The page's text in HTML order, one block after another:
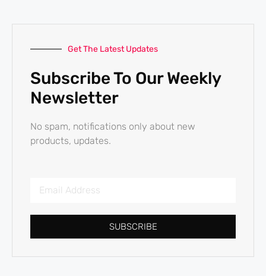
Get The Latest Updates
Subscribe To Our Weekly
Newsletter
No spam, notifications only about new
products, updates.
SUBSCRIBE